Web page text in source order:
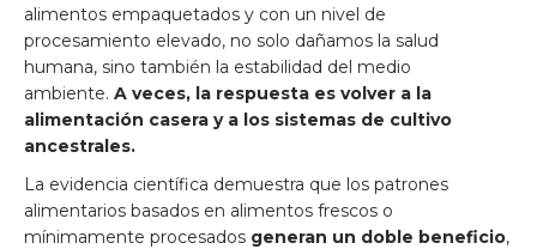
alimentos empaquetados y con un nivel de
procesamiento elevado, no solo dañamos la salud
humana, sino también la estabilidad del medio
ambiente. A veces, la respuesta es volver a la
alimentación casera y a los sistemas de cultivo
ancestrales.
La evidencia científica demuestra que los patrones
alimentarios basados en alimentos frescos o
mínimamente procesados generan un doble beneficio,